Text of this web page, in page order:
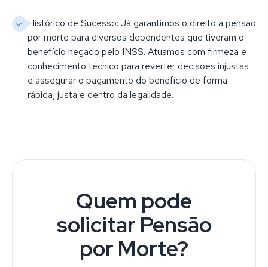
Histórico de Sucesso: Já garantimos o direito à pensão
por morte para diversos dependentes que tiveram o
benefício negado pelo INSS. Atuamos com firmeza e
conhecimento técnico para reverter decisões injustas
e assegurar o pagamento do benefício de forma
rápida, justa e dentro da legalidade.
Quem pode
solicitar Pensão
por Morte?